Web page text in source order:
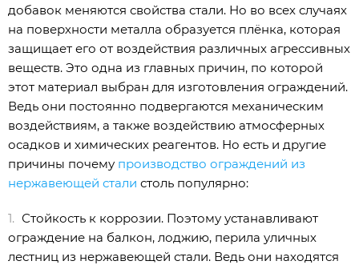
добавок меняются свойства стали. Но во всех случаях
на поверхности металла образуется плёнка, которая
защищает его от воздействия различных агрессивных
веществ. Это одна из главных причин, по которой
этот материал выбран для изготовления ограждений.
Ведь они постоянно подвергаются механическим
воздействиям, а также воздействию атмосферных
осадков и химических реагентов. Но есть и другие
причины почему производство ограждений из
нержавеющей стали столь популярно:
Стойкость к коррозии. Поэтому устанавливают
ограждение на балкон, лоджию, перила уличных
лестниц из нержавеющей стали. Ведь они находятся